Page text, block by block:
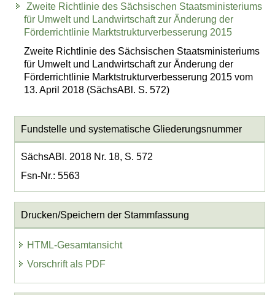
Zweite Richtlinie des Sächsischen Staatsministeriums
für Umwelt und Landwirtschaft zur Änderung der
Förderrichtlinie Marktstrukturverbesserung 2015
Zweite Richtlinie des Sächsischen Staatsministeriums
für Umwelt und Landwirtschaft zur Änderung der
Förderrichtlinie Marktstrukturverbesserung 2015 vom
13. April 2018 (SächsABl. S. 572)
Fundstelle und systematische Gliederungsnummer
SächsABl. 2018 Nr. 18, S. 572
Fsn-Nr.: 5563
Drucken/Speichern der Stammfassung
HTML-Gesamtansicht
Vorschrift als PDF